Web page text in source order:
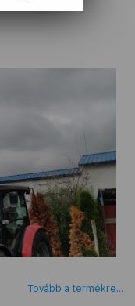
Tovább a termékre...